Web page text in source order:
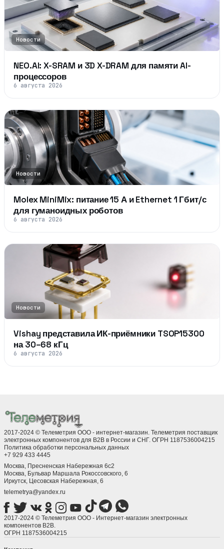
Новости
NEO.AI: X-SRAM и 3D X-DRAM для памяти AI-
процессоров
6 августа 2026
Новости
Molex MiniMix: питание 15 А и Ethernet 1 Гбит/с
для гуманоидных роботов
6 августа 2026
Новости
Vishay представила ИК-приёмники TSOP15300
на 30–68 кГц
6 августа 2026
2017-2024 © Телеметрия ООО - интернет-магазин. Телеметрия поставщик
электронных компонентов для B2B в России и СНГ. ОГРН 1187536004215
Политика обработки персональных данных
+7 929 433 4445
Москва, Пресненская Набережная 6с2
Москва, ​Бульвар Маршала Рокоссовского, 6
Иркутск, ​Цесовская Набережная, 6
telemetrya@yandex.ru
2017-2024 © Телеметрия ООО - Интернет-магазин электронных
компонентов B2B.
ОГРН 1187536004215